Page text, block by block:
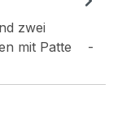
zwei
mit Patte -